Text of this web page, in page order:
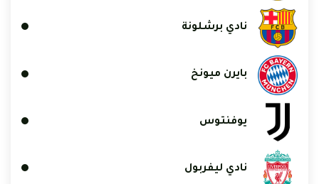
نادي برشلونة
بايرن ميونخ
يوفنتوس
نادي ليفربول